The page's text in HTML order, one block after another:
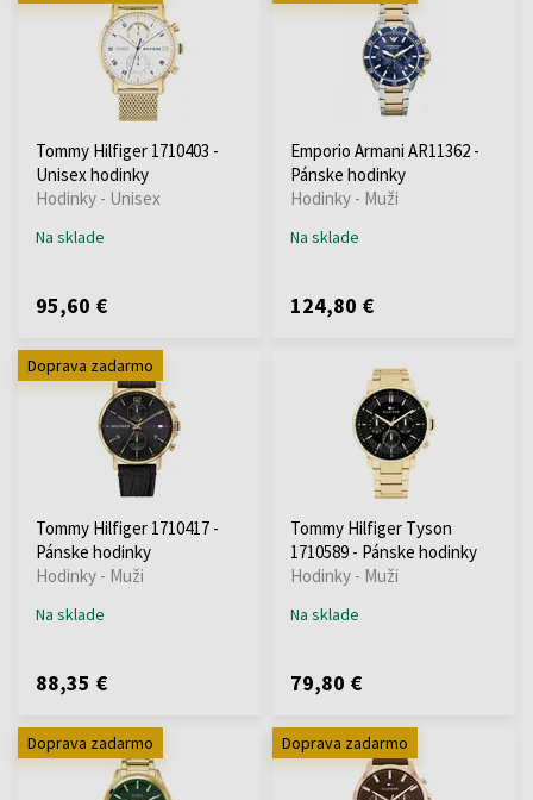
Tommy Hilfiger 1710403 -
Unisex hodinky
Hodinky - Unisex
Na sklade
95,60 €
Emporio Armani AR11362 -
Pánske hodinky
Hodinky - Muži
Na sklade
124,80 €
Doprava zadarmo
Tommy Hilfiger 1710417 -
Pánske hodinky
Hodinky - Muži
Na sklade
88,35 €
Tommy Hilfiger Tyson
1710589 - Pánske hodinky
Hodinky - Muži
Na sklade
79,80 €
Doprava zadarmo Doprava zadarmo